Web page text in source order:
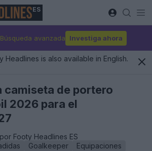
ES
avanzada Investiga ahora
Headlines is also available in English.
camiseta de portero
2026 para el
Footy Headlines ES
Goalkeeper
Equipaciones